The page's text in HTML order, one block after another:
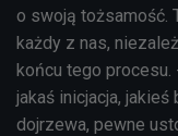
o swoją tożsamość.
każdy z nas,
końcu tego
jakaś inicjacja, jakieś
dojrzewa, pewne